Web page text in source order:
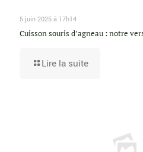
5 juin 2025 à 17h14
Cuisson souris d’agneau : notre
Lire la suite